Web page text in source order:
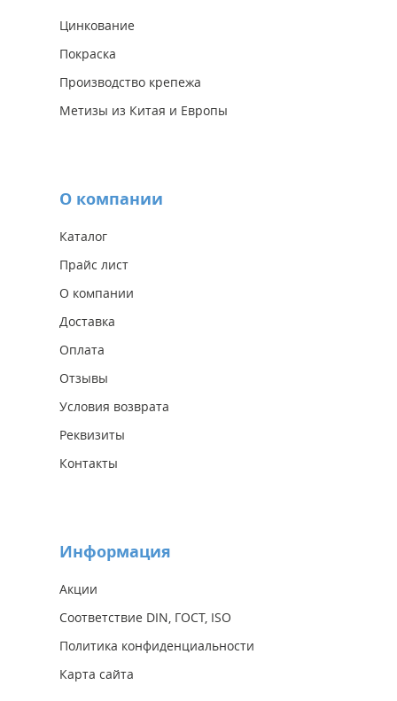
Цинкование
Покраска
Производство крепежа
Метизы из Китая и Европы
О компании
Каталог
Прайс лист
О компании
Доставка
Оплата
Отзывы
Условия возврата
Реквизиты
Контакты
Информация
Акции
Соответствие DIN, ГОСТ, ISO
Политика конфиденциальности
Карта сайта